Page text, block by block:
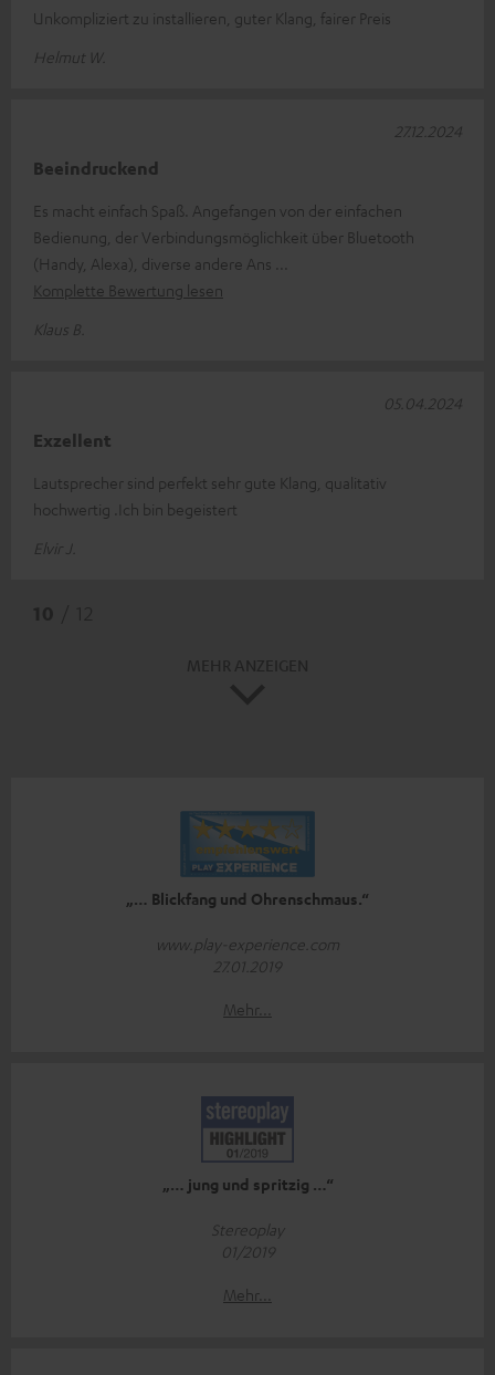
Unkompliziert zu installieren, guter Klang, fairer Preis
Helmut W.
Beeindruckend
Es macht einfach Spaß. Angefangen von der einfachen
Bedienung, der Verbindungsmöglichkeit über Bluetooth
(Handy, Alexa), diverse andere Ans
Komplette Bewertung lesen
Klaus B.
27.12.2024
Exzellent
Lautsprecher sind perfekt sehr gute Klang, qualitativ
hochwertig .Ich bin begeistert
Elvir J.
05.04.2024
„… Blickfang und Ohrenschmaus.“
www.play-experience.com
27.01.2019
Mehr...
„… jung und spritzig …“
Stereoplay
01/2019
Mehr...